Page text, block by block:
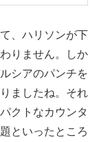
、ハリソンが下
りません。しか
シアのパンチを
ましたね。それ
クトなカウンタ
といったところ